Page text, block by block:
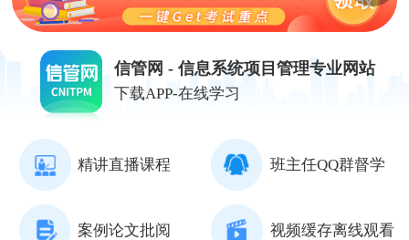
信管网 - 信息系统项目管理专业网站
下载APP-在线学习
精讲直播课程 班主任QQ群督学
案例论文批阅 视频缓存离线观看